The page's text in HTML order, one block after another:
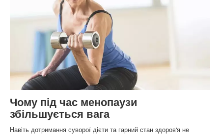
Чому під час менопаузи
збільшується вага
Навіть дотримання суворої дієти та гарний стан здоров'я не